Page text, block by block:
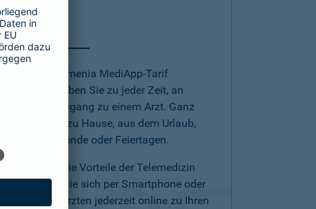
Telearzt
Mit dem Barmenia MediApp-Tarif
(Telearzt) haben Sie zu jeder Zeit, an
jedem Ort Zugang zu einem Arzt. Ganz
einfach von zu Hause, aus dem Urlaub,
am Wochenende oder Feiertagen.
Nutzen Sie die Vorteile der Telemedizin
und lassen Sie sich per Smartphone oder
Tablet von Ärzten jederzeit online zu Ihren